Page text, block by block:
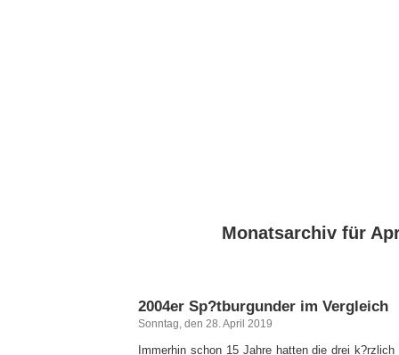
Monatsarchiv für
2004er Sp?tburgunder im Vergleich
Sonntag, den 28. April 2019
Immerhin schon 15 Jahre hatten die drei